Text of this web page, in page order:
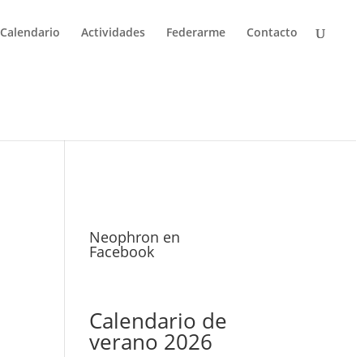
Calendario Actividades Federarme Contacto
Neophron en
Facebook
Calendario de
verano 2026